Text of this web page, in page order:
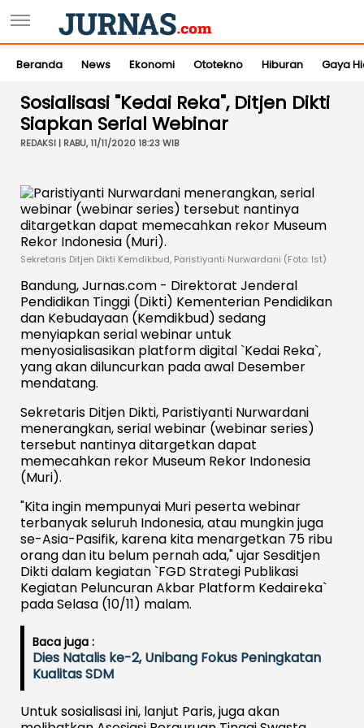
Beranda News Ekonomi Ototekno Hiburan Gaya
Sosialisasi "Kedai Reka", Ditjen Dikti
Siapkan Serial Webinar
REDAKSI | RABU, 11/11/2020 18:23 WIB
Sekretaris Ditjen Dikti Kemdikbud, Paristiyanti Nurwardani (Foto: Ist)
Bandung, Jurnas.com - Direktorat Jenderal
Pendidikan Tinggi (Dikti) Kementerian Pendidikan
dan Kebudayaan (Kemdikbud) sedang
menyiapkan serial webinar untuk
menyosialisasikan platform digital `Kedai Reka`,
yang akan diluncurkan pada awal Desember
mendatang.
Sekretaris Ditjen Dikti, Paristiyanti Nurwardani
menerangkan, serial webinar (webinar series)
tersebut nantinya ditargetkan dapat
memecahkan rekor Museum Rekor Indonesia
(Muri).
"Kita ingin mempunyai Muri peserta webinar
terbanyak seluruh Indonesia, atau mungkin juga
se-Asia-Pasifik, karena kita menargetkan 75 ribu
orang dan itu belum pernah ada," ujar Sesditjen
Dikti dalam kegiatan `FGD Strategi Publikasi
Kegiatan Peluncuran Akbar Platform Kedaireka`
pada Selasa (10/11) malam.
Baca juga :
Dies Natalis ke-2, Unibang Fokus Peningkatan
Kualitas SDM
Untuk sosialisasi ini, lanjut Paris, juga akan